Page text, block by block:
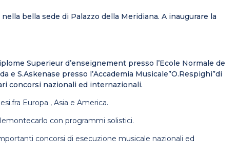
bella sede di Palazzo della Meridiana. A inaugurare la
Superieur d’enseignement presso l’Ecole Normale de
S.Askenase presso l’Accademia Musicale”O.Respighi”di
concorsi nazionali ed internazionali.
Europa , Asia e America.
con programmi solistici.
concorsi di esecuzione musicale nazionali ed